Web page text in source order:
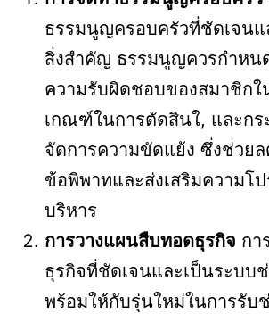
ธรรมนูญครอบครัวที่ชัดเจนแ
สิ่งสำคัญ ธรรมนูญควรกำหน
ความรับผิดชอบของสมาชิกใ
เกณฑ์ในการตัดสินใ, และกร
จัดการความขัดแย้ง ซึ่งช่วยล
ข้อพิพาทและส่งเสริมความโป
บริหาร
การวางแผนสืบทอดธุรกิจ กา
ธุรกิจที่ชัดเจนและเป็นระบบ
พร้อมให้กับรุ่นใหม่ในการรับ